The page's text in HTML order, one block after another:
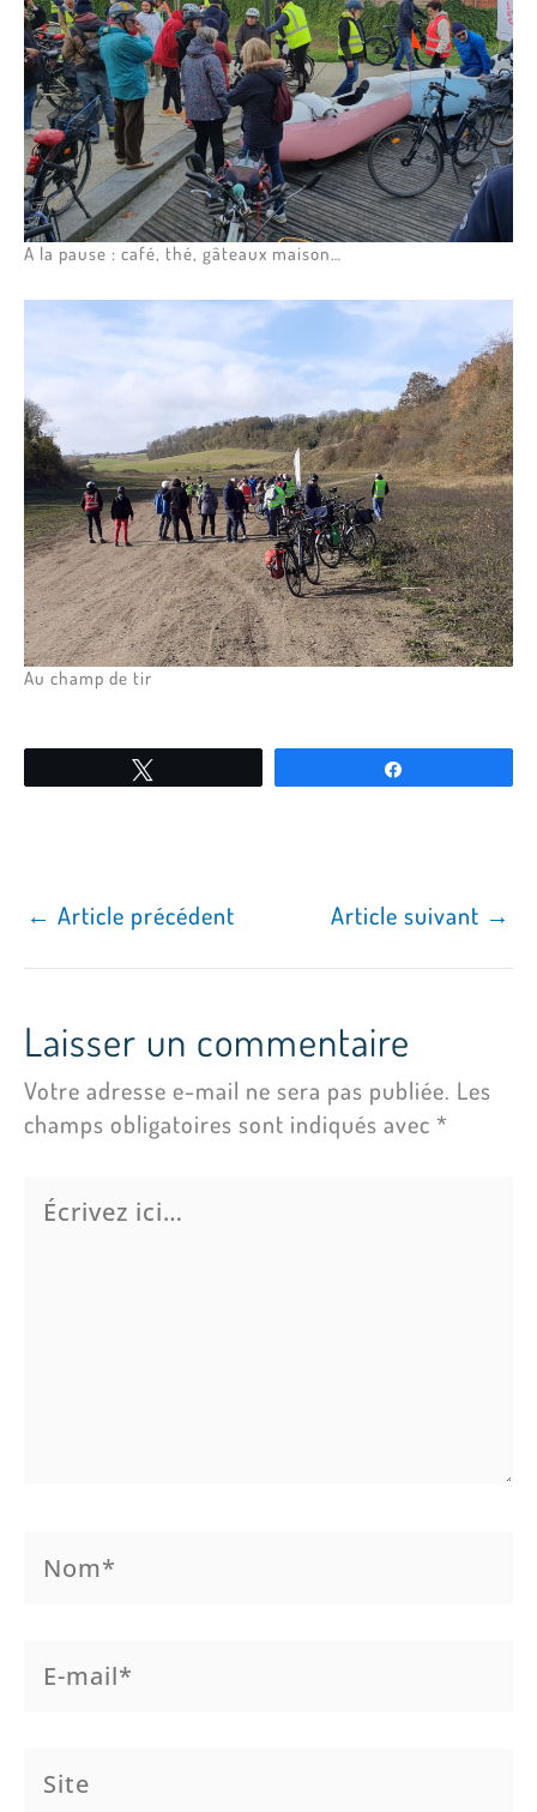
A la pause : café, thé, gâteaux maison…
Au champ de tir
← Article précédent Article suivant →
Laisser un commentaire
Votre adresse e-mail ne sera pas publiée. Les
champs obligatoires sont indiqués avec *
Écrivez
ici…
mail*